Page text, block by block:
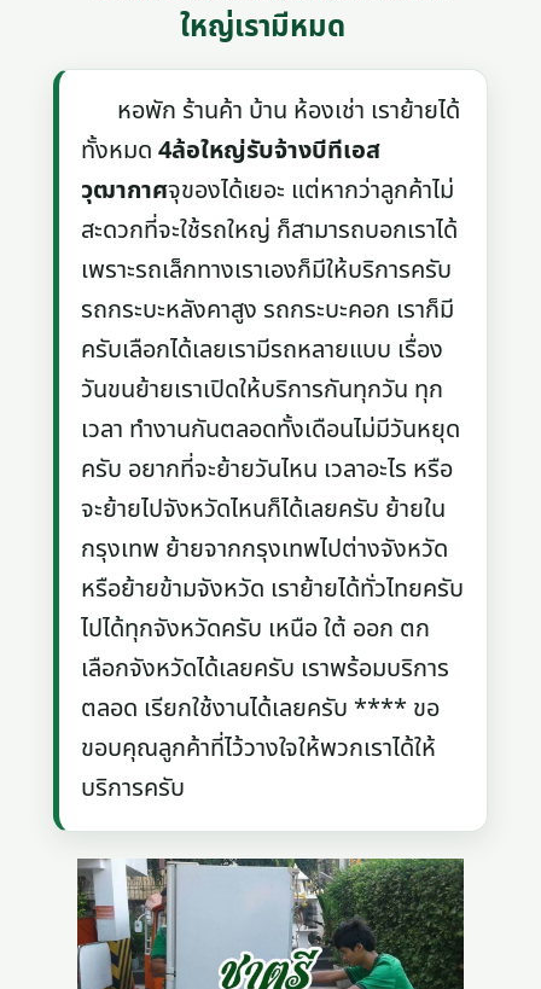
ใหญ่เรามีหมด
หอพัก ร้านค้า บ้าน ห้องเช่า เราย้ายได้
ทั้งหมด4ล้อใหญ่รับจ้างบีทีเอส
วุฒากาศจุของได้เยอะ แต่หากว่าลูกค้าไม่
สะดวกที่จะใช้รถใหญ่ ก็สามารถบอกเราได้
เพราะรถเล็กทางเราเองก็มีให้บริการครับ
รถกระบะหลังคาสูง รถกระบะคอก เราก็มี
ครับเลือกได้เลยเรามีรถหลายแบบ เรื่อง
วันขนย้ายเราเปิดให้บริการกันทุกวัน ทุก
เวลา ทำงานกันตลอดทั้งเดือนไม่มีวันหยุด
ครับ อยากที่จะย้ายวันไหน เวลาอะไร หรือ
จะย้ายไปจังหวัดไหนก็ได้เลยครับ ย้ายใน
กรุงเทพ ย้ายจากกรุงเทพไปต่างจังหวัด
หรือย้ายข้ามจังหวัด เราย้ายได้ทั่วไทยครับ
ไปได้ทุกจังหวัดครับ เหนือ ใต้ ออก ตก
เลือกจังหวัดได้เลยครับ เราพร้อมบริการ
ตลอด เรียกใช้งานได้เลยครับ **** ขอ
ขอบคุณลูกค้าที่ไว้วางใจให้พวกเราได้ให้
บริการครับ